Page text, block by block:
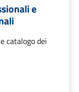
e
catalogo dei